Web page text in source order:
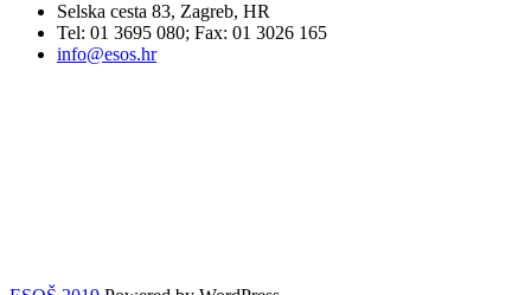
Selska cesta 83, Zagreb, HR
Tel: 01 3695 080; Fax: 01 3026 165
info@esos.hr